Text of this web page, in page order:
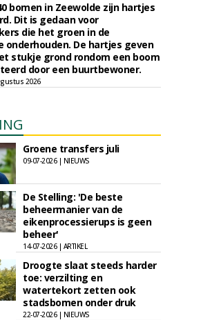
bomen in Zeewolde zijn hartjes
Dit is gedaan voor
die het groen in de
onderhouden. De hartjes geven
stukje grond rondom een boom
door een buurtbewoner.
2026
Groene transfers juli
09-07-2026 | NIEUWS
De Stelling: 'De beste
beheermanier van de
eikenprocessierups is geen
beheer'
14-07-2026 | ARTIKEL
Droogte slaat steeds harder
toe: verzilting en
watertekort zetten ook
stadsbomen onder druk
22-07-2026 | NIEUWS